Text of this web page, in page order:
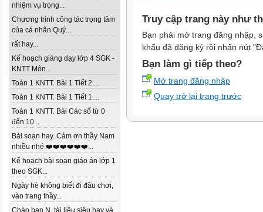
nhiệm vụ trọng...
Chương trình công tác trọng tâm
của cá nhân Quý...
rất hay...
Kế hoạch giảng dạy lớp 4 SGK -
KNTT Môn...
Toán 1 KNTT. Bài 1 Tiết 2....
Toán 1 KNTT. Bài 1 Tiết 1....
Toán 1 KNTT. Bài Các số từ 0
đến 10...
Bài soạn hay. Cảm ơn thầy Nam
nhiều nhé ❤️❤️❤️❤️❤️❤️...
Kế hoạch bài soạn giáo án lớp 1
theo SGK...
Ngày hè không biết đi đâu chơi,
vào trang thầy...
Chào bạn N, tài liệu siêu hay và
Truy cập trang này như
Bạn phải mở trang đăng nhập,
khẩu đã đăng ký rồi nhấn nút
Bạn làm gì tiếp theo?
Mở trang đăng nhập
Quay trở lại trang trước